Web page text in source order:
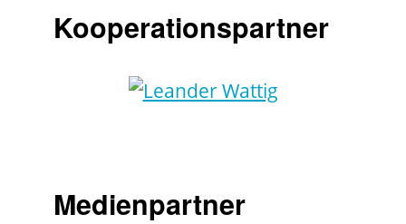
Kooperationspartner
Medienpartner